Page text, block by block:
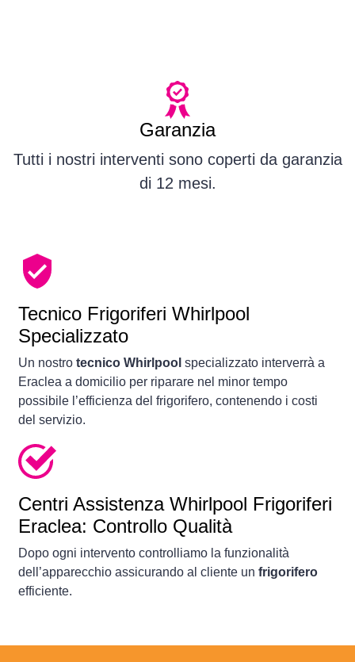
Garanzia
Tutti i nostri interventi sono coperti da garanzia
di 12 mesi.
Tecnico Frigoriferi Whirlpool
Specializzato
Un nostro tecnico Whirlpool specializzato interverrà a
Eraclea a domicilio per riparare nel minor tempo
possibile l’efficienza del frigorifero, contenendo i costi
del servizio.
Centri Assistenza Whirlpool Frigoriferi
Eraclea: Controllo Qualità
Dopo ogni intervento controlliamo la funzionalità
dell’apparecchio assicurando al cliente un frigorifero
efficiente.